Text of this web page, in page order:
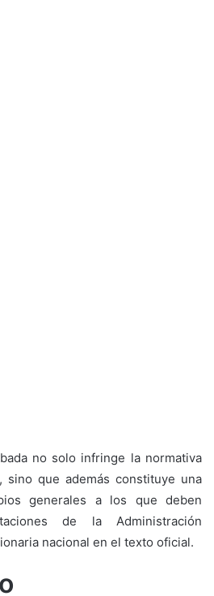
no solo infringe la normativa
sino que además constituye una
generales a los que deben
de la Administración
nacional en el texto oficial.